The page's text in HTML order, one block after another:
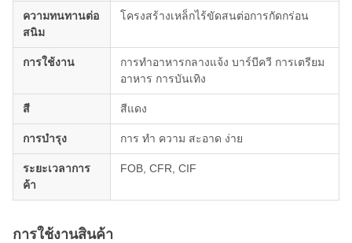
ความทนทานต่อ
สนิม
โครงสร้างเหล็กไร้ขัดสนต่อการกัดกร่อน
การใช้งาน
การทําอาหารกลางแจ้ง บาร์บีควี การเตรียม
อาหาร การบันเทิง
สี สีแดง
การบํารุง การ ทํา ความ สะอาด ง่าย
ระยะเวลาการ
ค้า
FOB, CFR, CIF
การใช้งานสินค้า